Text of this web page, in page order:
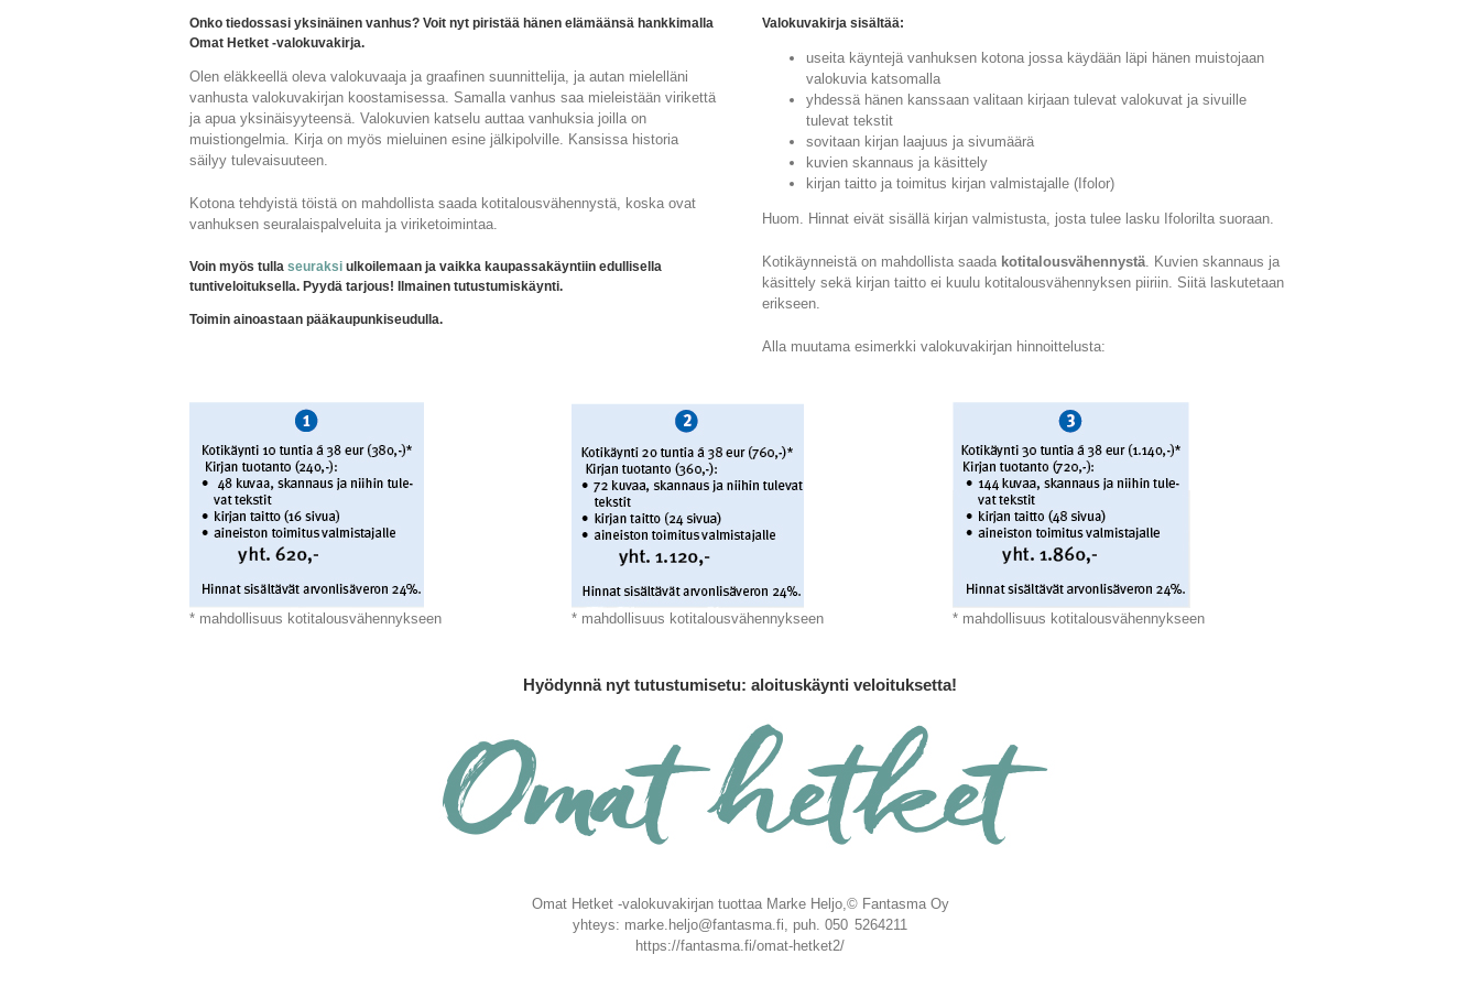
Onko tiedossasi yksinäinen vanhus? Voit nyt piristää hänen elämäänsä hankkimalla
Omat Hetket -valokuvakirja.
Olen eläkkeellä oleva valokuvaaja ja graafinen suunnittelija, ja autan mielelläni
vanhusta valokuvakirjan koostamisessa. Samalla vanhus saa mieleistään virikettä
ja apua yksinäisyyteensä. Valokuvien katselu auttaa vanhuksia joilla on
muistiongelmia. Kirja on myös mieluinen esine jälkipolville. Kansissa historia
säilyy tulevaisuuteen.
Kotona tehdyistä töistä on mahdollista saada kotitalousvähennystä, koska ovat
vanhuksen seuralaispalveluita ja viriketoimintaa.
Voin myös tulla seuraksiulkoilemaan ja vaikka kaupassakäyntiin edullisella
tuntiveloituksella. Pyydä tarjous! Ilmainen tutustumiskäynti.
Toimin ainoastaan pääkaupunkiseudulla.
Valokuvakirja sisältää:
useita käyntejä vanhuksen kotona jossa käydään läpi hänen muistojaan
valokuvia katsomalla
yhdessä hänen kanssaan valitaan kirjaan tulevat valokuvat ja sivuille
tulevat tekstit
sovitaan kirjan laajuus ja sivumäärä
kuvien skannaus ja käsittely
kirjan taitto ja toimitus kirjan valmistajalle (Ifolor)
Huom. Hinnat eivät sisällä kirjan valmistusta, josta tulee lasku Ifolorilta suoraan.
Kotikäynneistä on mahdollista saada kotitalousvähennystä. Kuvien skannaus ja
käsittely sekä kirjan taitto ei kuulu kotitalousvähennyksen piiriin. Siitä laskutetaan
erikseen.
Alla muutama esimerkki valokuvakirjan hinnoittelusta:
* mahdollisuus kotitalousvähennykseen * mahdollisuus kotitalousvähennykseen * mahdollisuus kotitalousvähennykseen
Hyödynnä nyt tutustumisetu: aloituskäynti veloituksetta!
Omat Hetket -valokuvakirjan tuottaa Marke Heljo,© Fantasma Oy
yhteys: marke.heljo@fantasma.fi, puh. 050 5264211
https://fantasma.fi/omat-hetket2/